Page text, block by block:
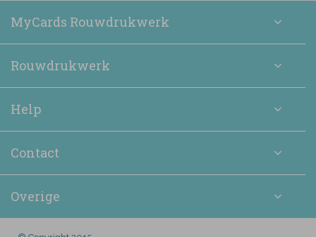
MyCards Rouwdrukwerk
Rouwdrukwerk
Help
Contact
Overige